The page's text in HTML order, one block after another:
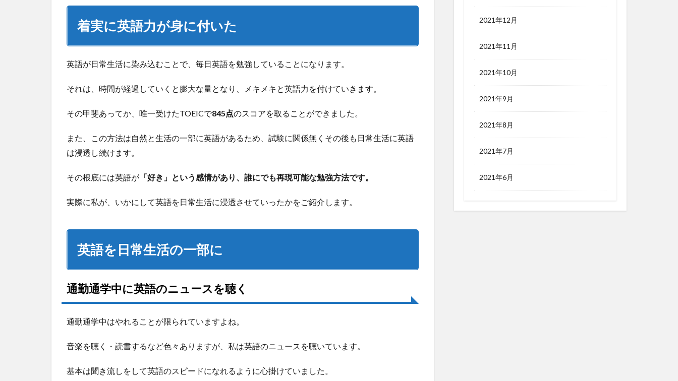
着実に英語力が身に付いた
英語が日常生活に染み込むことで、毎日英語を勉強していることになります。
それは、時間が経過していくと膨大な量となり、メキメキと英語力を付けていきます。
その甲斐あってか、唯一受けたTOEICで845点のスコアを取ることができました。
また、この方法は自然と生活の一部に英語があるため、試験に関係無くその後も日常生活に英語
は浸透し続けます。
その根底には英語が 「好き」という感情があり、誰にでも再現可能な勉強方法です。
実際に私が、いかにして英語を日常生活に浸透させていったかをご紹介します。
英語を日常生活の一部に
通勤通学中に英語のニュースを聴く
通勤通学中はやれることが限られていますよね。
音楽を聴く・読書するなど色々ありますが、私は英語のニュースを聴いています。
基本は聞き流しをして英語のスピードになれるように心掛けていました。
2021年12月
2021年11月
2021年10月
2021年9月
2021年8月
2021年7月
2021年6月